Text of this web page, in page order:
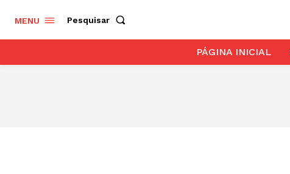
MENU Pesquisar
PÁGINA INICIAL